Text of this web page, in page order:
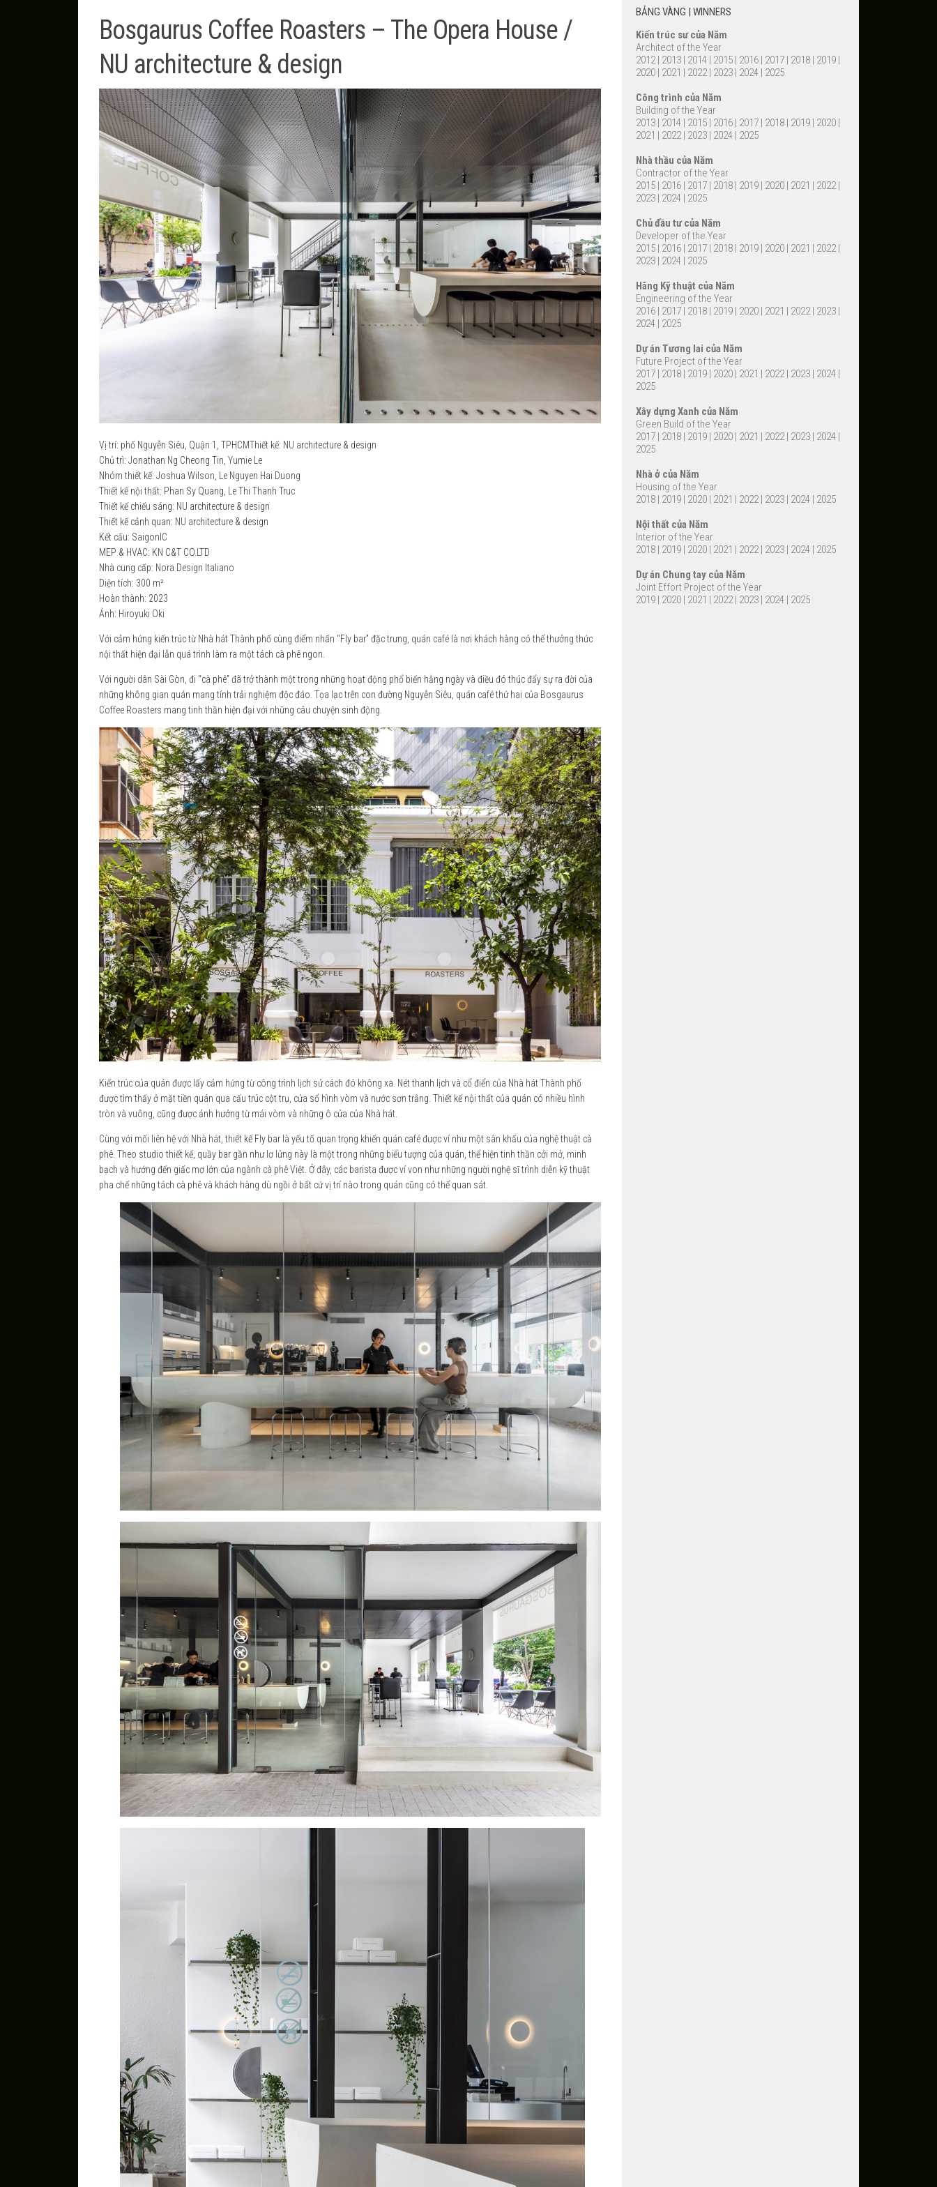
Bosgaurus Coffee Roasters – The Opera House /
NU architecture & design
Vị trí: phố Nguyễn Siêu, Quận 1, TPHCMThiết kế: NU architecture & design
Chủ trì: Jonathan Ng Cheong Tin, Yumie Le
Nhóm thiết kế: Joshua Wilson, Le Nguyen Hai Duong
Thiết kế nội thất: Phan Sy Quang, Le Thi Thanh Truc
Thiết kế chiếu sáng: NU architecture & design
Thiết kế cảnh quan: NU architecture & design
Kết cấu: SaigonIC
MEP & HVAC: KN C&T CO.LTD
Nhà cung cấp: Nora Design Italiano
Diện tích: 300 m²
Hoàn thành: 2023
Ảnh: Hiroyuki Oki
Với cảm hứng kiến trúc từ Nhà hát Thành phố cùng điểm nhấn “Fly bar” đặc trưng, quán café là nơi khách hàng có thể thưởng thức
nội thất hiện đại lẫn quá trình làm ra một tách cà phê ngon.
Với người dân Sài Gòn, đi “cà phê” đã trở thành một trong những hoạt động phổ biến hằng ngày và điều đó thúc đẩy sự ra đời của
những không gian quán mang tính trải nghiệm độc đáo. Tọa lạc trên con đường Nguyễn Siêu, quán café thứ hai của Bosgaurus
Coffee Roasters mang tinh thần hiện đại với những câu chuyện sinh động.
Kiến trúc của quán được lấy cảm hứng từ công trình lịch sử cách đó không xa. Nét thanh lịch và cổ điển của Nhà hát Thành phố
được tìm thấy ở mặt tiền quán qua cấu trúc cột trụ, cửa sổ hình vòm và nước sơn trắng. Thiết kế nội thất của quán có nhiều hình
tròn và vuông, cũng được ảnh hưởng từ mái vòm và những ô cửa của Nhà hát.
Cùng với mối liên hệ với Nhà hát, thiết kế Fly bar là yếu tố quan trọng khiến quán café được ví như một sân khấu của nghệ thuật cà
phê. Theo studio thiết kế, quầy bar gần như lơ lửng này là một trong những biểu tượng của quán, thể hiện tinh thần cởi mở, minh
bạch và hướng đến giấc mơ lớn của ngành cà phê Việt. Ở đây, các barista được ví von như những người nghệ sĩ trình diễn kỹ thuật
pha chế những tách cà phê và khách hàng dù ngồi ở bất cứ vị trí nào trong quán cũng có thể quan sát.
BẢNG VÀNG | WINNERS
Kiến trúc sư của Năm
Architect of the Year
2012| 2013 | 2014 | 2015 | 2016 | 2017 | 2018 | 2019 |
2020 | 2021 | 2022| 2023 | 2024 | 2025
Công trình của Năm
Building of the Year
2013 | 2014 | 2015 | 2016 | 2017 | 2018 | 2019 | 2020 |
2021 | 2022| 2023 | 2024 | 2025
Nhà thầu của Năm
Contractor of the Year
2015 | 2016 | 2017 | 2018 | 2019 | 2020 | 2021 | 2022|
2023 | 2024 | 2025
Chủ đầu tư của Năm
Developer of the Year
2015 | 2016 | 2017 | 2018 | 2019 | 2020 | 2021 | 2022|
2023 | 2024 | 2025
Hãng Kỹ thuật của Năm
Engineering of the Year
2016 | 2017 | 2018 | 2019 | 2020 | 2021 | 2022| 2023 |
2024 | 2025
Dự án Tương lai của Năm
Future Project of the Year
2017 | 2018 | 2019 | 2020 | 2021 | 2022| 2023 | 2024 |
2025
Xây dựng Xanh của Năm
Green Build of the Year
2017 | 2018 | 2019 | 2020 | 2021 | 2022| 2023 | 2024 |
2025
Nhà ở của Năm
Housing of the Year
2018 | 2019 | 2020 | 2021 | 2022| 2023 | 2024 | 2025
Nội thất của Năm
Interior of the Year
2018 | 2019 | 2020 | 2021 | 2022| 2023 | 2024 | 2025
Dự án Chung tay của Năm
Joint Effort Project of the Year
2019 | 2020 | 2021 | 2022| 2023 | 2024 | 2025